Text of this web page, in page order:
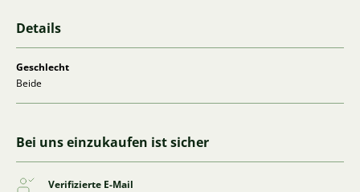
Details
Geschlecht
Beide
Bei uns einzukaufen ist sicher
Verifizierte E-Mail